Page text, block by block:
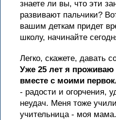
знаете ли вы, что эти
развивают пальчики?
вашим деткам придет
школу, начинайте
Легко, скажете, давать
Уже 25 лет я
вместе с моими
- радости и огорчения,
неудач. Меня тоже
учительница - моя